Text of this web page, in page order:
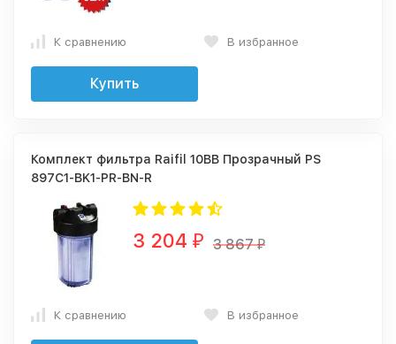
К сравнению В избранное
Купить
Комплект фильтра Raifil 10BB Прозрачный PS
897C1-BK1-PR-BN-R
3 204 ₽ 3 867₽
К сравнению В избранное